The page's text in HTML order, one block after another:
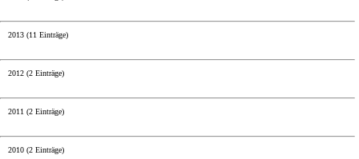
2013 (11 Einträge)
2012 (2 Einträge)
2011 (2 Einträge)
2010 (2 Einträge)